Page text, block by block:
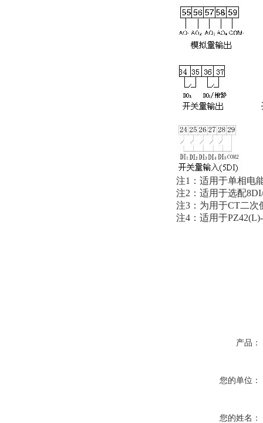
注1：适用于单相电
注2：适用于选配
注3：为用于CT二次
注4：适用于
产品：
您的单位：
您的姓名：